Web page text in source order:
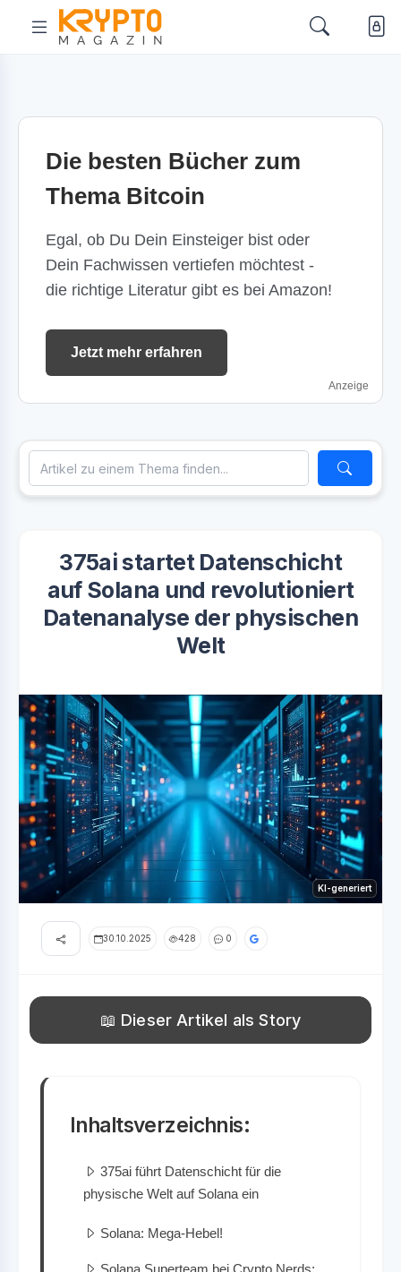
Die besten Bücher zum
Thema Bitcoin
Egal, ob Du Dein Einsteiger bist oder
Dein Fachwissen vertiefen möchtest -
die richtige Literatur gibt es bei Amazon!
Jetzt mehr erfahren
Anzeige
375ai startet Datenschicht
auf Solana und revolutioniert
Datenanalyse der physischen
Welt
KI-generiert
30.10.2025 428 0
📖 Dieser Artikel als Story
Inhaltsverzeichnis:
375ai führt Datenschicht für die
physische Welt auf Solana ein
Solana: Mega-Hebel!
Solana Superteam bei Crypto Nerds: